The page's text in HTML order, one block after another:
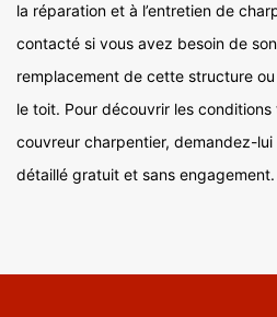
la réparation et à l’entretien de
contacté si vous avez besoin de
remplacement de cette structure
le toit. Pour découvrir les
couvreur charpentier, demandez-
détaillé gratuit et sans engagement.